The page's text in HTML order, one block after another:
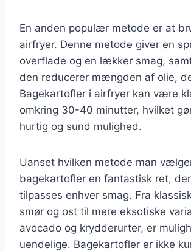
En anden populær metode er at
airfryer. Denne metode giver en
overflade og en lækker smag,
den reducerer mængden af olie,
Bagekartofler i airfryer kan være
omkring 30-40 minutter, hvilket
hurtig og sund mulighed.
Uanset hvilken metode man
bagekartofler en fantastisk ret,
tilpasses enhver smag. Fra
smør og ost til mere eksotiske
avocado og krydderurter, er
uendelige. Bagekartofler er ikke